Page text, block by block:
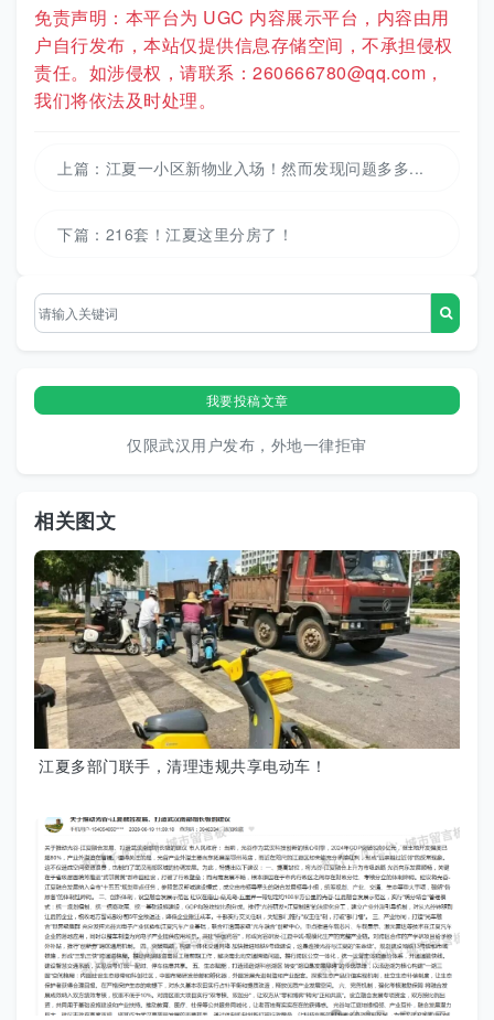
免责声明：本平台为 UGC 内容展示平台，内容由用
户自行发布，本站仅提供信息存储空间，不承担侵权
责任。如涉侵权，请联系：260666780@qq.com，
我们将依法及时处理。
上篇： 江夏一小区新物业入场！然而发现问题多多...
下篇： 216套！江夏这里分房了！
我要投稿文章
仅限武汉用户发布，外地一律拒审
相关图文
江夏多部门联手，清理违规共享电动车！